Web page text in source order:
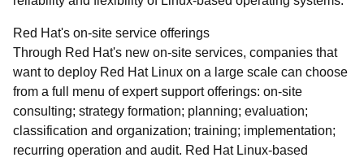
Red Hat's on-site service offerings
Through Red Hat's new on-site services, companies that
want to deploy Red Hat Linux on a large scale can choose
from a full menu of expert support offerings: on-site
consulting; strategy formation; planning; evaluation;
classification and organization; training; implementation;
recurring operation and audit. Red Hat Linux-based